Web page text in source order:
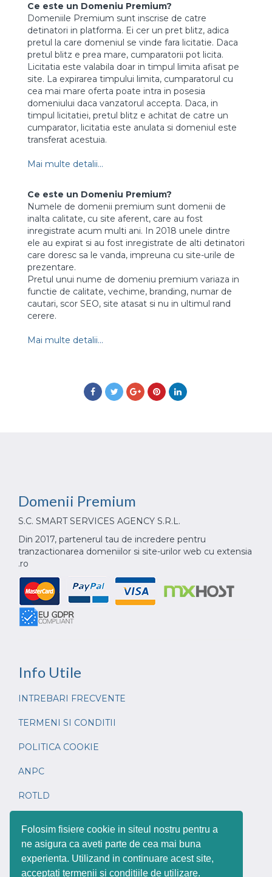
Folosim fisiere cookie in siteul nostru pentru a
ne asigura ca aveti parte de cea mai buna
experienta. Utilizand in continuare acest site,
acceptati termenii si conditiile de utilizare.
Ce este un Domeniu Premium?
Domeniile Premium sunt inscrise de catre
detinatori in platforma. Ei cer un pret blitz, adica
pretul la care domeniul se vinde fara licitatie. Daca
pretul blitz e prea mare, cumparatorii pot licita.
Licitatia este valabila doar in timpul limita afisat pe
site. La expirarea timpului limita, cumparatorul cu
cea mai mare oferta poate intra in posesia
domeniului daca vanzatorul accepta. Daca, in
timpul licitatiei, pretul blitz e achitat de catre un
cumparator, licitatia este anulata si domeniul este
transferat acestuia.
Mai multe detalii...
Ce este un Domeniu Premium?
Numele de domenii premium sunt domenii de
inalta calitate, cu site aferent, care au fost
inregistrate acum multi ani. In 2018 unele dintre
ele au expirat si au fost inregistrate de alti detinatori
care doresc sa le vanda, impreuna cu site-urile de
prezentare.
Pretul unui nume de domeniu premium variaza in
functie de calitate, vechime, branding, numar de
cautari, scor SEO, site atasat si nu in ultimul rand
cerere.
Mai multe detalii...
Domenii Premium
S.C. SMART SERVICES AGENCY S.R.L.
Din 2017, partenerul tau de incredere pentru
tranzactionarea domeniilor si site-urilor web cu extensia
.ro
Info Utile
INTREBARI FRECVENTE
TERMENI SI CONDITII
POLITICA COOKIE
ANPC
ROTLD